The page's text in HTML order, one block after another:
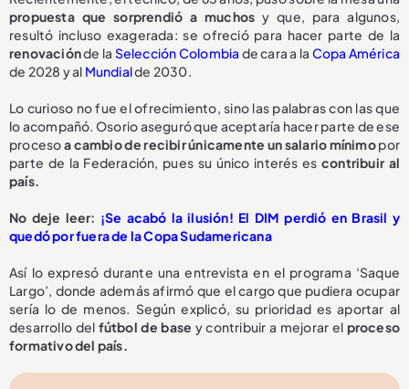
propuesta que sorprendió a muchosy que, para algunos,
resultó incluso exagerada: se ofreció para hacer parte de la
renovaciónde la Selección Colombia de cara a la Copa América
de 2028 y al Mundialde 2030.
Lo curioso no fue el ofrecimiento, sino las palabras con las que
lo acompañó. Osorio aseguró que aceptaría hacer parte de ese
procesoa cambio de recibirúnicamente un salario mínimopor
parte de la Federación, pues su único interés escontribuir al
país.
No deje leer: ¡Se acabó la ilusión! El DIM perdió en Brasil y
quedó por fuera de la Copa Sudamericana
Así lo expresó durante una entrevista en el programa ‘Saque
Largo’, donde además afirmó que el cargo que pudiera ocupar
sería lo de menos. Según explicó, su prioridad es aportar al
desarrollo del fútbol de base y contribuir a mejorar el proceso
formativo del país.